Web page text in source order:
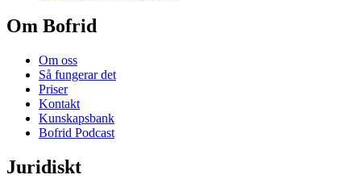
Om Bofrid
Om oss
Så fungerar det
Priser
Kontakt
Kunskapsbank
Bofrid Podcast
Juridiskt